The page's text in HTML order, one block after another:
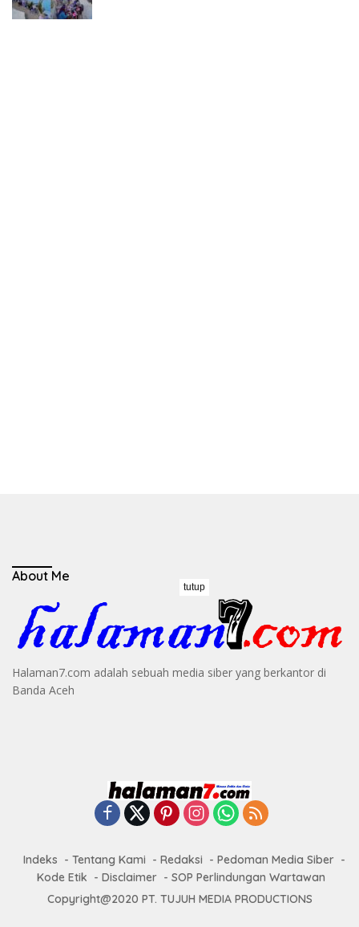
About Me
Halaman7.com adalah sebuah media siber yang berkantor di
Banda Aceh
Indeks Tentang Kami Redaksi
Pedoman Media Siber
Kode Etik
Disclaimer
SOP Perlindungan Wartawan
Copyright@2020 PT. TUJUH MEDIA PRODUCTIONS
tutup